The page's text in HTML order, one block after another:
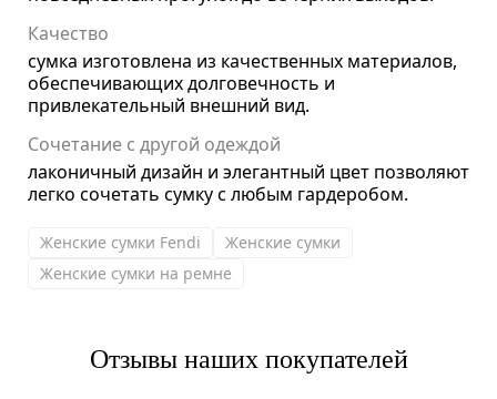
Качество
сумка изготовлена из качественных материалов,
обеспечивающих долговечность и
привлекательный внешний вид.
Сочетание с другой одеждой
лаконичный дизайн и элегантный цвет позволяют
легко сочетать сумку с любым гардеробом.
Женские сумки Fendi
Женские сумки
Женские сумки на ремне
Отзывы наших покупателей